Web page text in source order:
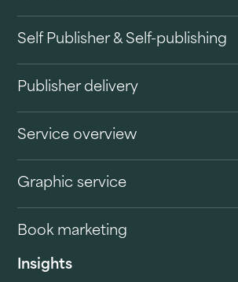
Self Publisher & Self-publishing
Publisher delivery
Service overview
Graphic service
Book marketing
Insights